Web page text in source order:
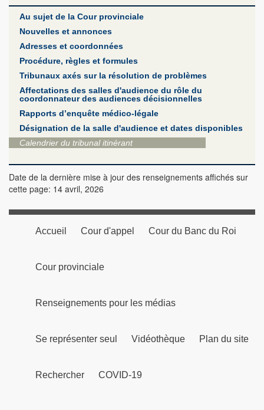
Au sujet de la Cour provinciale
Nouvelles et annonces
Adresses et coordonnées
Procédure, règles et formules
Tribunaux axés sur la résolution de problèmes
Affectations des salles d'audience du rôle du
coordonnateur des audiences décisionnelles
Rapports d’enquête médico-légale
Désignation de la salle d'audience et dates disponibles
Calendrier du tribunal itinérant
Date de la dernière mise à jour des renseignements affichés sur
cette page: 14 avril, 2026
Accueil Cour d'appel Cour du Banc du Roi
Cour provinciale
Renseignements pour les médias
Se représenter seul Vidéothèque Plan du site
Rechercher COVID-19